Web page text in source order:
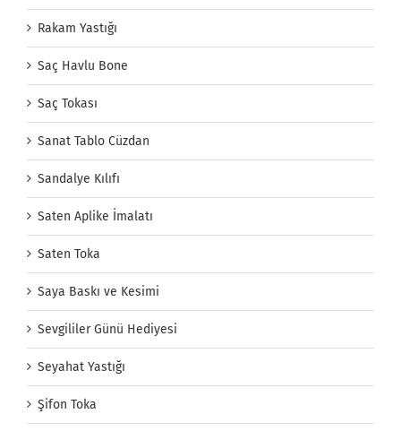
Rakam Yastığı
Saç Havlu Bone
Saç Tokası
Sanat Tablo Cüzdan
Sandalye Kılıfı
Saten Aplike İmalatı
Saten Toka
Saya Baskı ve Kesimi
Sevgililer Günü Hediyesi
Seyahat Yastığı
Şifon Toka